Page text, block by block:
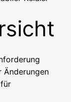
Änderungen